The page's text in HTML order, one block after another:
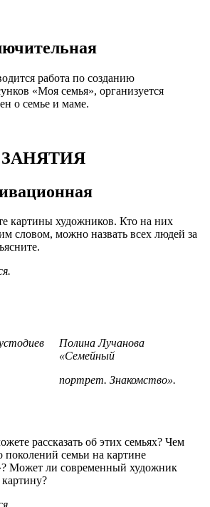
работа по созданию
«Моя семья», организуется
о семье и маме.
картины художников. Кто на них
словом, можно назвать всех людей за
Полина Лучанова
«Семейный
портрет. Знакомство».
рассказать об этих семьях? Чем
семьи на картине
Может ли современный художник